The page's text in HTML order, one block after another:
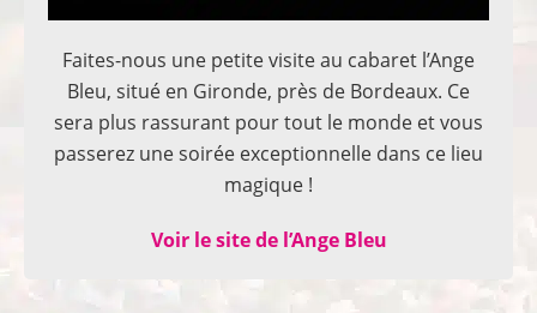
Faites-nous une petite visite au cabaret l’Ange
Bleu, situé en Gironde, près de Bordeaux. Ce
sera plus rassurant pour tout le monde et vous
passerez une soirée exceptionnelle dans ce lieu
magique !
Voir le site de l’Ange Bleu